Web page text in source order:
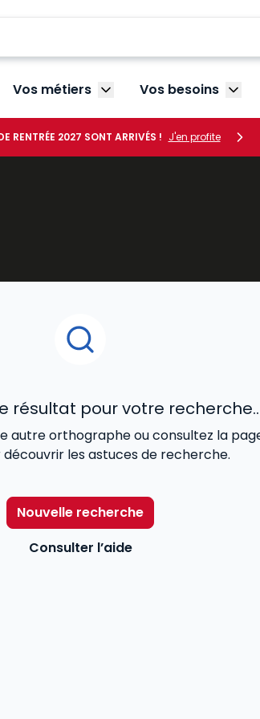
Vos métiers Afficher le sous-menu
Vos besoins
RENTRÉE 2027 SONT ARRIVÉS ! J'en profite
résultat pour votre
autre orthographe ou consultez la
découvrir les astuces de recherche.
Nouvelle recherche
Consulter l’aide